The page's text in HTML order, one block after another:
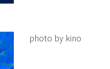
photo by kino